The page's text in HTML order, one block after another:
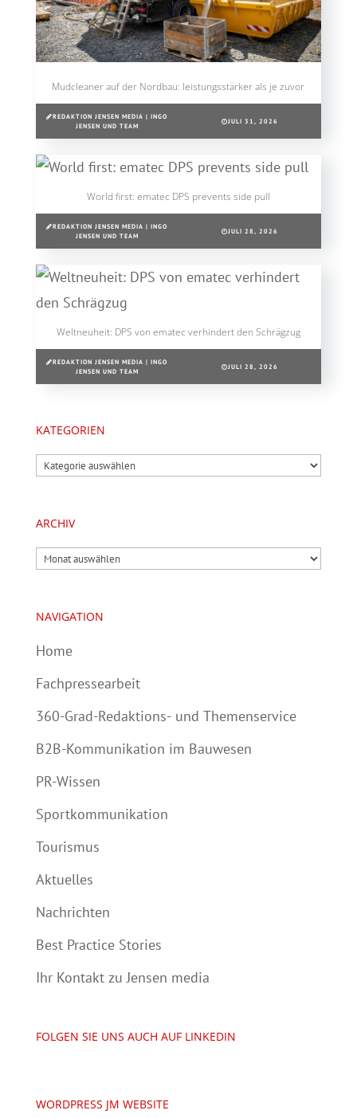
Mudcleaner auf der Nordbau: leistungsstärker als je zuvor
REDAKTION JENSEN MEDIA | INGO
JENSEN UND TEAM
JULI 31, 2026
World first: ematec DPS prevents side pull
REDAKTION JENSEN MEDIA | INGO
JENSEN UND TEAM
JULI 28, 2026
Weltneuheit: DPS von ematec verhindert den Schrägzug
REDAKTION JENSEN MEDIA | INGO
JENSEN UND TEAM
JULI 28, 2026
KATEGORIEN
Kategorien
ARCHIV
Archiv
NAVIGATION
Home
Fachpressearbeit
360-Grad-Redaktions- und Themenservice
B2B-Kommunikation im Bauwesen
PR-Wissen
Sportkommunikation
Tourismus
Aktuelles
Nachrichten
Best Practice Stories
Ihr Kontakt zu Jensen media
FOLGEN SIE UNS AUCH AUF LINKEDIN
WORDPRESS JM WEBSITE